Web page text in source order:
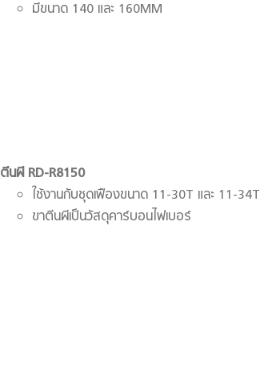
มีขนาด 140 และ 160MM
ตีนผีRD-R8150
ใช้งานกับชุดเฟืองขนาด 11-30T และ 11-34T
ขาตีนผีเป็นวัสดุคาร์บอนไฟเบอร์